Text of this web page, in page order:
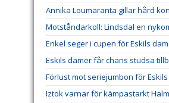
Annika Loumaranta gillar hård
Motståndarkoll: Lindsdal en
Enkel seger i cupen för Eskils
Eskils damer får chans studsa
Förlust mot seriejumbon för
Iztok varnar för kämpastarkt